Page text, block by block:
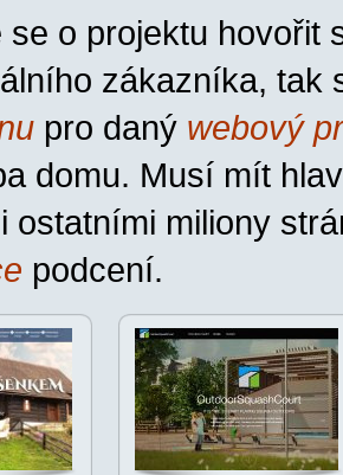
se o projektu hovořit
zákazníka, tak
pro daný webový
domu. Musí mít
ostatními miliony
podcení.